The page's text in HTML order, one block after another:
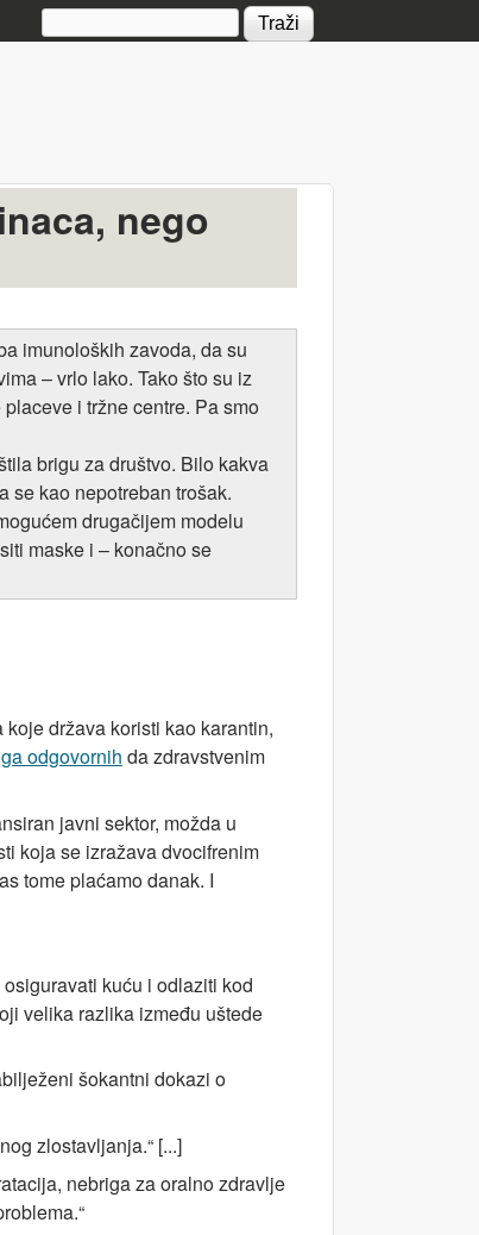
Search form
nego
imunoloških zavoda, da su
– vrlo lako. Tako što su iz
i tržne centre. Pa smo
brigu za društvo. Bilo kakva
se kao nepotreban trošak.
drugačijem modelu
maske i – konačno se
država koristi kao karantin,
odgovornih da zdravstvenim
javni sektor, možda u
koja se izražava dvocifrenim
tome plaćamo danak. I
kuću i odlaziti kod
velika razlika između uštede
šokantni dokazi o
zlostavljanja.“ [...]
nebriga za oralno zdravlje